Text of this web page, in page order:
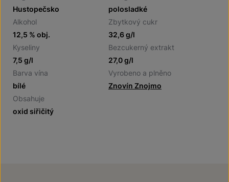
Hustopečsko
polosladké
Alkohol
12,5 % obj.
Zbytkový cukr
32,6 g/l
Kyseliny
7,5 g/l
Bezcukerný extrakt
27,0 g/l
Barva vína
bílé
Vyrobeno a plněno
Znovín Znojmo
Obsahuje
oxid siřičitý